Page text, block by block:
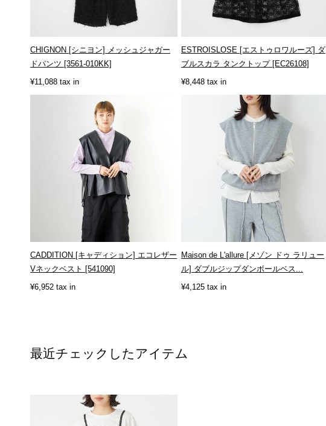
CHIGNON [シニヨン] メッシュジャガー
ドパンツ [3561-010KK]
¥11,088 tax in
ESTROISLOSE [エストゥロワルーズ] ダ
ブルスカラ タンクトップ [EC26108]
¥8,448 tax in
CADDITION [キャディション] エコレザー
Vネックベスト [541090]
¥6,952 tax in
Maison de L'allure [メゾン ドゥ ラリュー
ル] ダブルジップダンボールベス...
¥4,125 tax in
最近チェックしたアイテム